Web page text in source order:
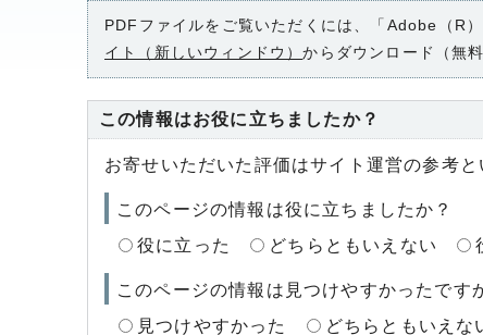
PDFファイルをご覧いただくには、「Adobe（R
イト（新しいウィンドウ）からダウンロード（無
この情報はお役に立ちましたか？
お寄せいただいた評価はサイト運営の参考と
このページの情報は役に立ちましたか？
役に立った
どちらともいえない
このページの情報は見つけやすかったです
見つけやすかった
どちらともいえな